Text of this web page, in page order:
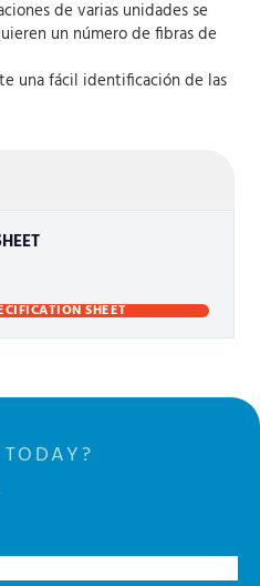
de varias unidades se
un número de fibras de
una fácil identificación de las
SHEET